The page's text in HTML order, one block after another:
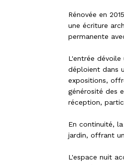
Rénovée en
une écriture
permanente
L'entrée
déploient dans
expositions,
générosité des
réception,
En continuité,
jardin, offrant
L'espace nuit